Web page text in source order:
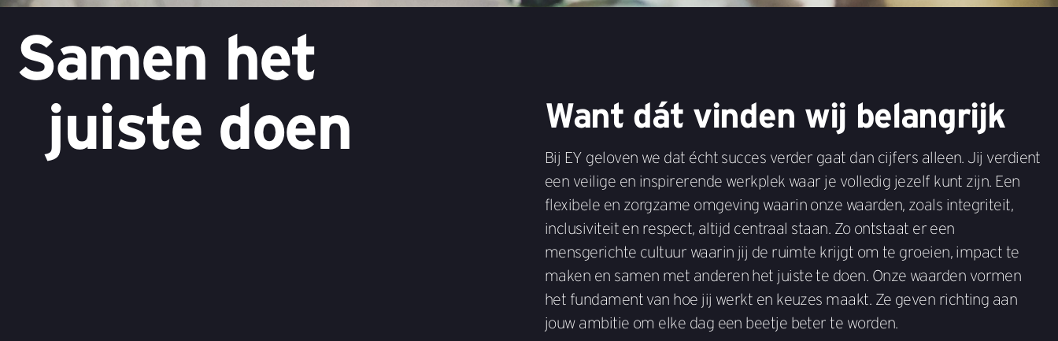
Samen het
juiste doen
Want dát vinden wij belangrijk
Bij EY geloven we dat écht succes verder gaat dan cijfers alleen. Jij verdient
een veilige en inspirerende werkplek waar je volledig jezelf kunt zijn. Een
flexibele en zorgzame omgeving waarin onze waarden, zoals integriteit,
inclusiviteit en respect, altijd centraal staan. Zo ontstaat er een
mensgerichte cultuur waarin jij de ruimte krijgt om te groeien, impact te
maken en samen met anderen het juiste te doen. Onze waarden vormen
het fundament van hoe jij werkt en keuzes maakt. Ze geven richting aan
jouw ambitie om elke dag een beetje beter te worden.